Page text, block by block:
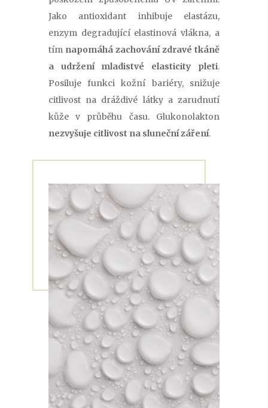
Jako antioxidant inhibuje elastázu,
enzym degradující elastinová vlákna, a
tím napomáhá zachování zdravé tkáně
a udržení mladistvé elasticity pleti.
Posiluje funkci kožní bariéry, snižuje
citlivost na dráždivé látky a zarudnutí
kůže v průběhu času. Glukonolakton
nezvyšuje citlivost na sluneční záření.